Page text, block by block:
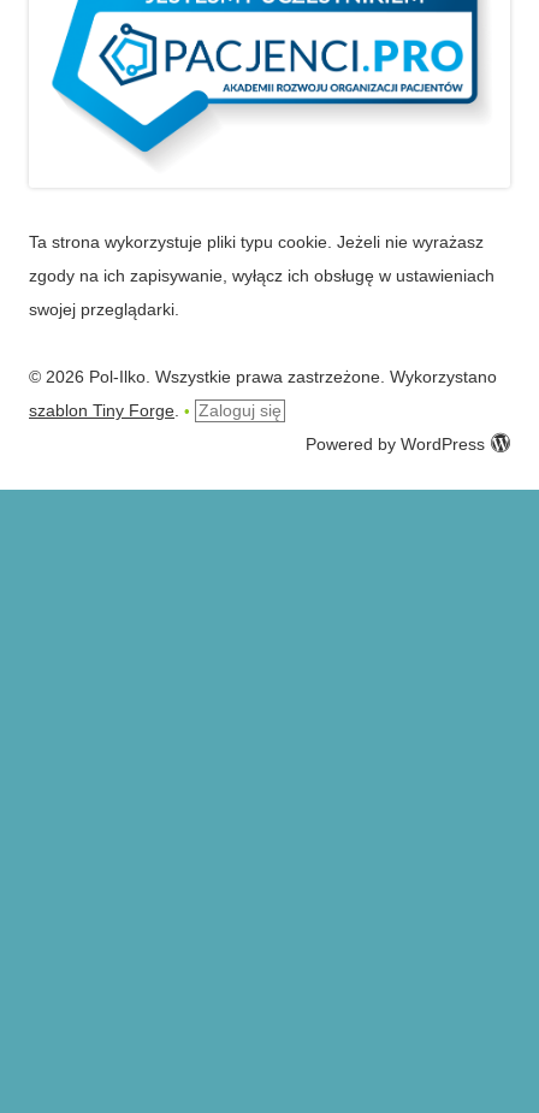
Ta strona wykorzystuje pliki typu cookie. Jeżeli nie wyrażasz
zgody na ich zapisywanie, wyłącz ich obsługę w ustawieniach
swojej przeglądarki.
© 2026 Pol-Ilko. Wszystkie prawa zastrzeżone. Wykorzystano
szablon Tiny Forge • Zaloguj się
Powered by WordPress